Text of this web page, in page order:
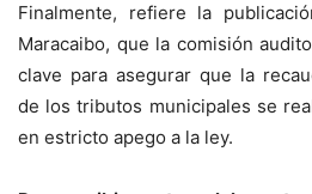
Finalmente, refiere la
Maracaibo, que la comisión
clave para asegurar que la
de los tributos municipales se
en estricto apego a la ley.